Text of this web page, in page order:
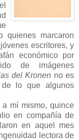
quienes marcaron
escritores, y
económico por
de imágenes
del Kronen no es
lo que algunos
mí mismo, quince
en compañía de
en aquel mes
lectora de